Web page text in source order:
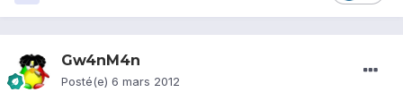
Gw4nM4n
Posté(e) 6 mars 2012